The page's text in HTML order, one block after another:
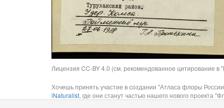
Лицензия CC-BY 4.0 (см. рекомендованное цитирование в
Хочешь принять участие в создании "Атласа флоры
iNaturalist, где они станут частью нашего нового проекта